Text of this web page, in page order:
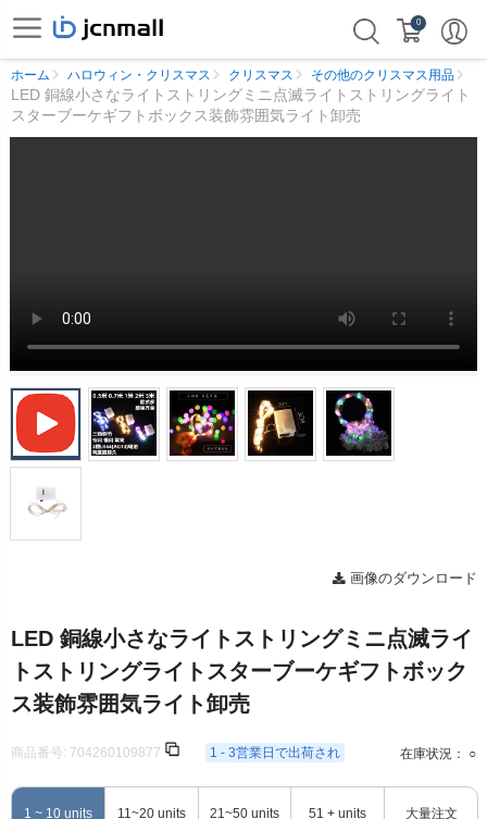
0
ホーム ハロウィン・クリスマス クリスマス その他のクリスマス用品
LED 銅線小さなライトストリングミニ点滅ライトストリングライト
スターブーケギフトボックス装飾雰囲気ライト卸売
画像のダウンロード
LED 銅線小さなライトストリングミニ点滅ライ
トストリングライトスターブーケギフトボック
ス装飾雰囲気ライト卸売
商品番号: 704260109877 1 - 3営業日で出荷され 在庫状況： ○
1 ~ 10 units 11~20 units 21~50 units 51 + units 大量注文